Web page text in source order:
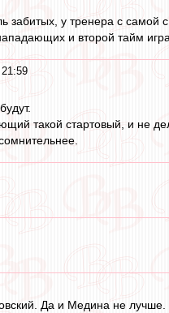
забитых, у тренера с самой
и второй тайм
такой стартовый, и не
Да и Медина не лучше.